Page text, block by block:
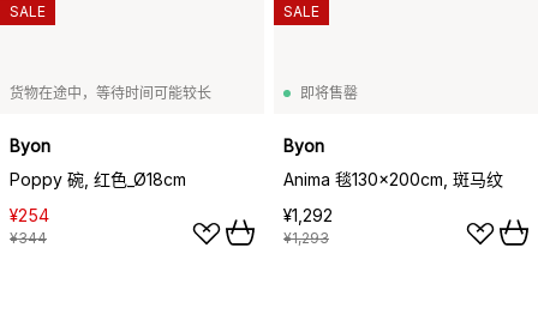
货物在途中，等待时间可能较长
Byon
Poppy 碗, 红色_Ø18cm
¥254
¥344
SALE
即将售罄
Byon
Anima 毯130x200cm, 斑马纹
¥1,292
¥1,293
SALE